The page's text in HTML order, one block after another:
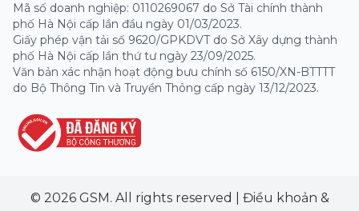
Mã số doanh nghiệp: 0110269067 do Sở Tài chính thành
phố Hà Nội cấp lần đầu ngày 01/03/2023.
Giấy phép vận tải số 9620/GPKDVT do Sở Xây dựng thành
phố Hà Nội cấp lần thứ tư ngày 23/09/2025.
Văn bản xác nhận hoạt động bưu chính số 6150/XN-BTTTT
do Bộ Thông Tin và Truyền Thông cấp ngày 13/12/2023.
© 2026 GSM. All rights reserved
Điều khoản &